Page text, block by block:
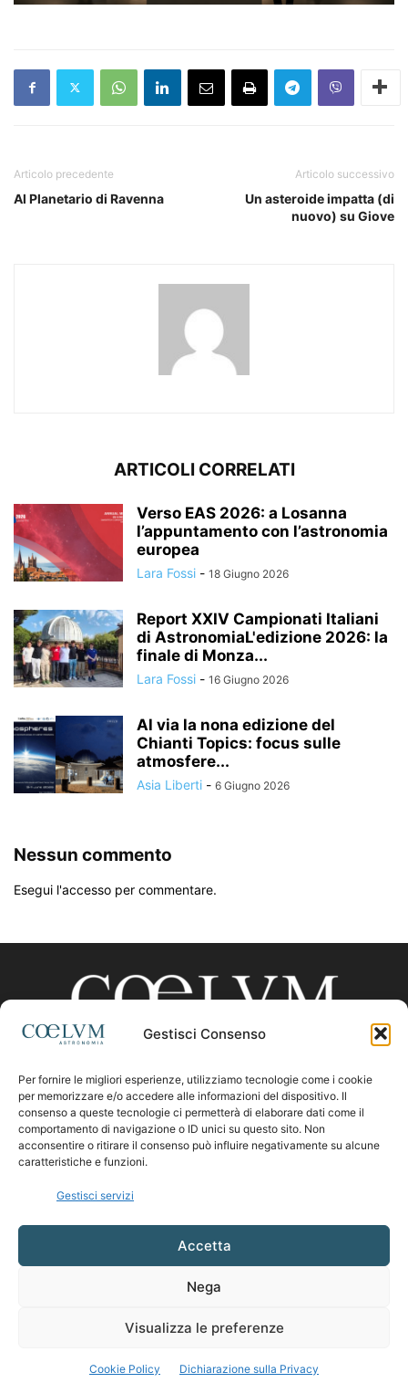
Gestisci Consenso
Per fornire le migliori esperienze, utilizziamo tecnologie come i cookie
per memorizzare e/o accedere alle informazioni del dispositivo. Il
consenso a queste tecnologie ci permetterà di elaborare dati come il
comportamento di navigazione o ID unici su questo sito. Non
acconsentire o ritirare il consenso può influire negativamente su alcune
caratteristiche e funzioni.
Gestisci servizi
Accetta
Nega
Visualizza le preferenze
Cookie Policy Dichiarazione sulla Privacy
Articolo precedente
Al Planetario di Ravenna
Articolo successivo
Un asteroide impatta (di
nuovo) su Giove
ARTICOLI CORRELATI
Verso EAS 2026: a Losanna
l’appuntamento con l’astronomia
europea
Lara Fossi - 18 Giugno 2026
Report XXIV Campionati Italiani
di AstronomiaL'edizione 2026: la
finale di Monza...
Lara Fossi - 16 Giugno 2026
Al via la nona edizione del
Chianti Topics: focus sulle
atmosfere...
Asia Liberti - 6 Giugno 2026
Nessun commento
Esegui l'accesso per commentare.
CHI SIAMO
Contattaci:coelumastro@coelum.com